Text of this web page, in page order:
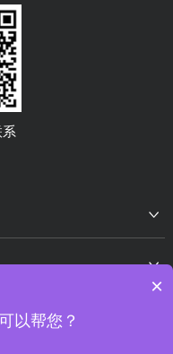
×
以帮您？